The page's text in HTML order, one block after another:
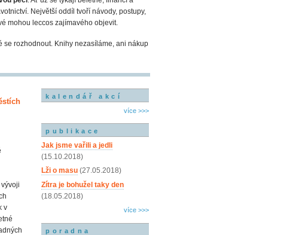
Největší oddíl tvoří návody, postupy,
mohou leccos zajímavého objevit.
se rozhodnout. Knihy nezasíláme, ani nákup
v
kalendář akcí
více >>>
publikace
Jak jsme vařili a jedli
(15.10.2018)
Lži o masu (27.05.2018)
Zítra je bohužel taky den
(18.05.2018)
více >>>
poradna